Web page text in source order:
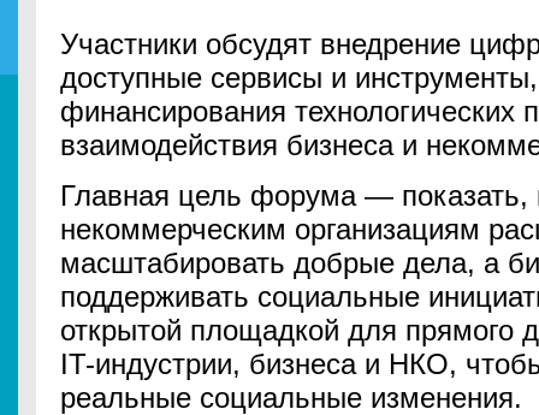
Участники обсудят внедрение
доступные сервисы и
финансирования технологических
взаимодействия бизнеса и
Главная цель форума — показать,
некоммерческим организациям
масштабировать добрые дела, а
поддерживать социальные
открытой площадкой для прямого
IT-индустрии, бизнеса и НКО,
реальные социальные изменения.